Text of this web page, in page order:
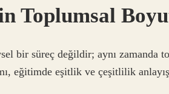
Toplumsal
bir süreç değildir; aynı zamanda
eğitimde eşitlik ve çeşitlilik